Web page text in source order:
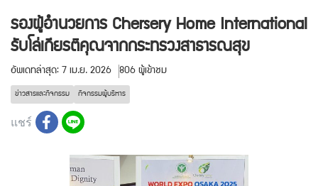
รองผู้อำนวยการ Chersery Home International
รับโล่เกียรติคุณจากกระทรวงสาธารณสุข
อัพเดทล่าสุด: 7 เม.ย. 2026 806 ผู้เข้าชม
ข่าวสารและกิจกรรม กิจกรรมผู้บริหาร
แชร์